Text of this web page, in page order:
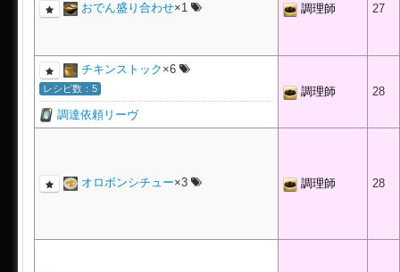
おでん盛り合わせ×1 調理師 27
チキンストック ×6
レシピ数：5
調達依頼リーヴ
調理師 28
オロボンシチュー×3 調理師 28